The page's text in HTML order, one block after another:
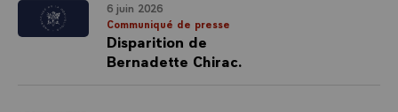
6 juin 2026
Communiqué de presse
Disparition de
Bernadette Chirac.